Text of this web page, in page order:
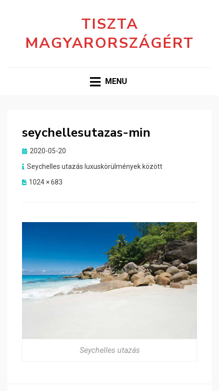
TISZTA
MAGYARORSZÁGÉRT
MENU
seychellesutazas-min
Posted
2020-05-20
Seychelles utazás luxuskörülmények között
1024 × 683
Seychelles utazás